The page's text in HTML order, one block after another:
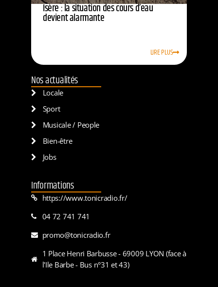
Isère : la situation des cours d’eau
devient alarmante
LIRE PLUS
Nos actualités
Locale
Sport
Musicale / People
Bien-être
Jobs
Informations
https://www.tonicradio.fr/
04 72 741 741
promo@tonicradio.fr
1 Place Henri Barbusse - 69009 LYON (face à
l'Ile Barbe - Bus n°31 et 43)